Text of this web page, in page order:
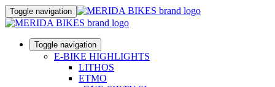
Toggle navigation
Toggle navigation
E-BIKE HIGHLIGHTS
LITHOS
ETMO